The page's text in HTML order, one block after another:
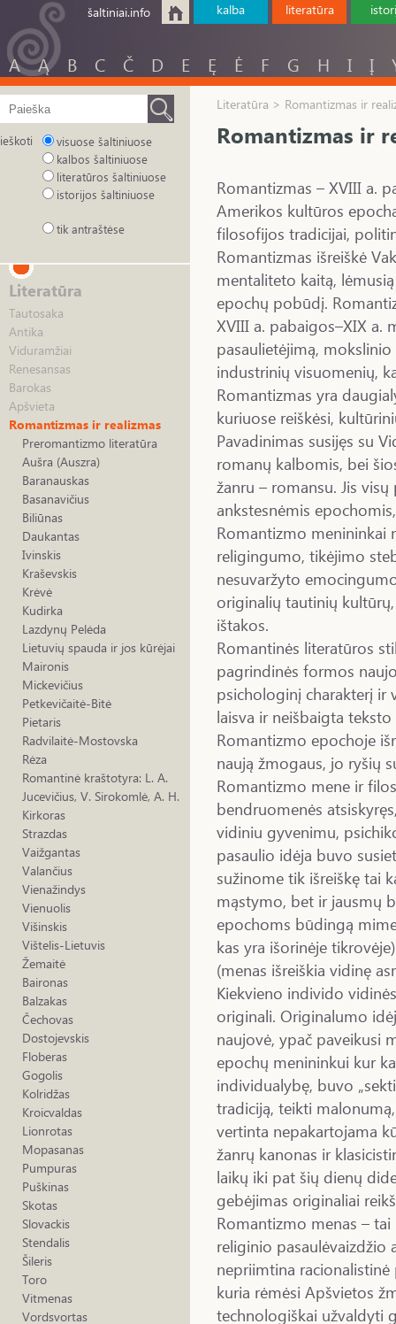
šaltiniai.info kalba literatūra
A Ą B C Č D E Ę Ė F G H I Į
ieškoti
visuose šaltiniuose
kalbos šaltiniuose
literatūros šaltiniuose
istorijos šaltiniuose
tik antraštėse
Literatūra
Tautosaka
Antika
Viduramžiai
Renesansas
Barokas
Apšvieta
Romantizmas ir realizmas
Preromantizmo literatūra
Aušra (Auszra)
Baranauskas
Basanavičius
Biliūnas
Daukantas
Ivinskis
Kraševskis
Krėvė
Kudirka
Lazdynų Pelėda
Lietuvių spauda ir jos kūrėjai
Maironis
Mickevičius
Petkevičaitė-Bitė
Pietaris
Radvilaitė-Mostovska
Rėza
Romantinė kraštotyra: L. A.
Jucevičius, V. Sirokomlė, A. H.
Kirkoras
Strazdas
Vaižgantas
Valančius
Vienažindys
Vienuolis
Višinskis
Vištelis-Lietuvis
Žemaitė
Baironas
Balzakas
Čechovas
Dostojevskis
Floberas
Gogolis
Kolridžas
Kroicvaldas
Lionrotas
Mopasanas
Pumpuras
Puškinas
Skotas
Slovackis
Stendalis
Šileris
Toro
Vitmenas
Vordsvortas
Literatūra > Romantizmas ir
Romantizmas ir
Romantizmas – XVIII a.
Amerikos kultūros
filosofijos tradicijai,
Romantizmas išreiškė
mentaliteto kaitą,
epochų pobūdį.
XVIII a. pabaigos–XIX a.
pasaulietėjimą,
industrinių visuomenių,
Romantizmas yra
kuriuose reiškėsi,
Pavadinimas susijęs su
romanų kalbomis, bei
žanru – romansu. Jis
ankstesnėmis
Romantizmo menininkai
religingumo, tikėjimo
nesuvaržyto
originalių tautinių kultūrų,
ištakos.
Romantinės literatūros
pagrindinės formos
psichologinį charakterį ir
laisva ir neišbaigta
Romantizmo epochoje
naują žmogaus, jo ryšių
Romantizmo mene ir
bendruomenės
vidiniu gyvenimu,
pasaulio idėja buvo
sužinome tik išreiškę tai
mąstymo, bet ir jausmų
epochoms būdingą
kas yra išorinėje
(menas išreiškia vidinę
Kiekvieno individo
originali. Originalumo
naujovė, ypač paveikusi
epochų menininkui kur
individualybę, buvo
tradiciją, teikti
vertinta nepakartojama
žanrų kanonas ir
laikų iki pat šių dienų
gebėjimas originaliai
Romantizmo menas –
religinio pasaulėvaizdžio
nepriimtina
kuria rėmėsi Apšvietos
technologiškai užvaldyti